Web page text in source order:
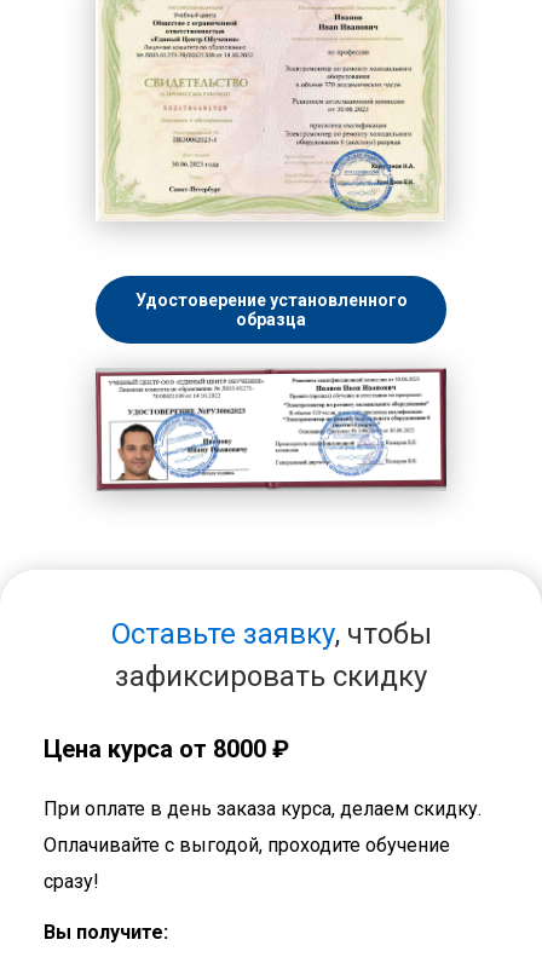
Удостоверение установленного
образца
Оставьте заявку, чтобы
зафиксировать скидку
Цена курса от 8000 ₽
При оплате в день заказа курса, делаем скидку.
Оплачивайте с выгодой, проходите обучение
сразу!
Вы получите: